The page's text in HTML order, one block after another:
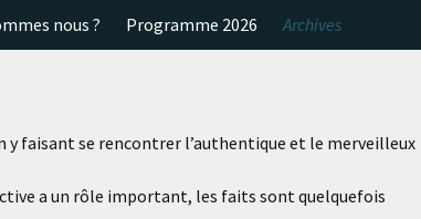
nous ? Programme 2026 Archives
y faisant se rencontrer l’authentique et le merveilleux
a un rôle important, les faits sont quelquefois